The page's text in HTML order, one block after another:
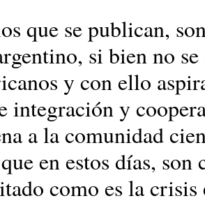
que se publican,
si bien no
y con ello
integración y
a la comunidad
en estos días, son
como es la